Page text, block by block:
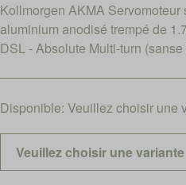
Kollmorgen AKMA
aluminium anodisé trempé de
DSL - Absolute Multi-turn
Disponible: Veuillez choisir une